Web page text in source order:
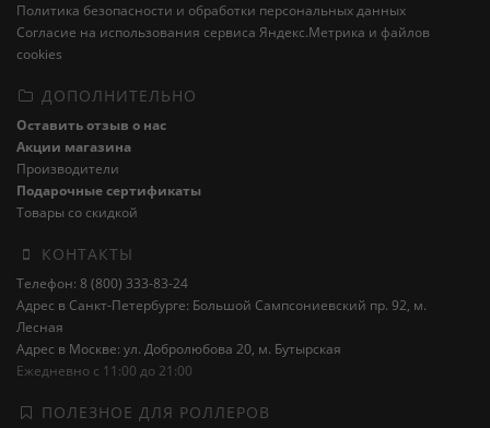
Политика безопасности и обработки персональных данных
Cогласие на использования сервиса Яндекс.Метрика и файлов
cookies
ДОПОЛНИТЕЛЬНО
Оставить отзыв о нас
Акции магазина
Производители
Подарочные сертификаты
Товары со скидкой
КОНТАКТЫ
Телефон: 8 (800) 333-83-24
Адрес в Санкт-Петербурге: Большой Сампсониевский пр. 92, м.
Лесная
Адрес в Москве: ул. Добролюбова 20, м. Бутырская
Ежедневно с 11:00 до 21:00
ПОЛЕЗНОЕ ДЛЯ РОЛЛЕРОВ